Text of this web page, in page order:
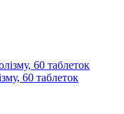
60 таблеток